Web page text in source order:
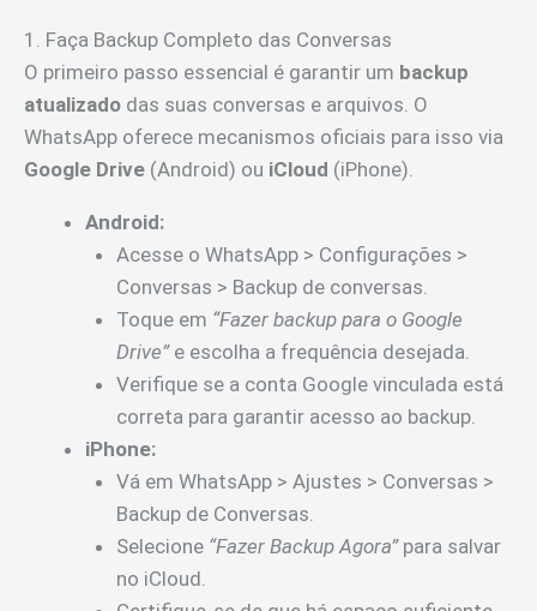
1. Faça Backup Completo das Conversas
O primeiro passo essencial é garantir um backup
atualizado das suas conversas e arquivos. O
WhatsApp oferece mecanismos oficiais para isso via
Google Drive (Android) ou iCloud (iPhone).
Android:
Acesse o WhatsApp > Configurações >
Conversas > Backup de conversas.
Toque em “Fazer backup para o Google
Drive”e escolha a frequência desejada.
Verifique se a conta Google vinculada está
correta para garantir acesso ao backup.
iPhone:
Vá em WhatsApp > Ajustes > Conversas >
Backup de Conversas.
Selecione “Fazer Backup Agora”para salvar
no iCloud.